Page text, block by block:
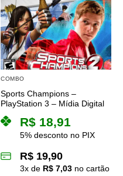
COMBO
Sports Champions –
PlayStation 3 – Mídia Digital
R$ 18,91
5% desconto no PIX
R$ 19,90
3x de R$ 7,03 no cartão